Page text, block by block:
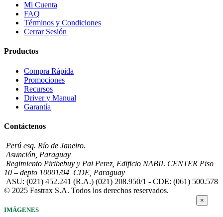
Mi Cuenta
FAQ
Términos y Condiciones
Cerrar Sesión
Productos
Compra Rápida
Promociones
Recursos
Driver y Manual
Garantía
Contáctenos
Perú esq. Río de Janeiro.
Asunción, Paraguay
Regimiento Piribebuy y Pai Perez, Edificio NABIL CENTER Piso
10 – depto 10001/04 CDE, Paraguay
ASU: (021) 452.241 (R.A.) (021) 208.950/1 - CDE: (061) 500.578
© 2025 Fastrax S.A. Todos los derechos reservados.
IMÁGENES
×